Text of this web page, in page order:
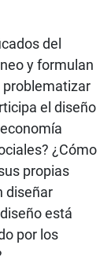
del
y formulan
problematizar
el diseño
¿Cómo
propias
diseñar
está
por los